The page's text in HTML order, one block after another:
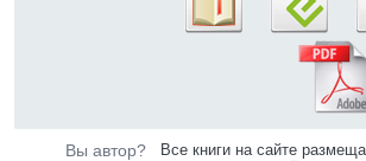
Вы автор?
Все книги на сайте